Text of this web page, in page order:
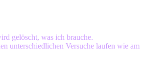
gelöscht, was ich brauche.
unterschiedlichen Versuche laufen wie am